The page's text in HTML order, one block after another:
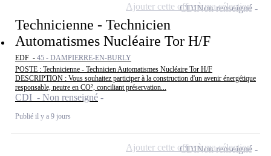
Technicienne - Technicien
Automatismes Nucléaire Tor H/F
EDF - 45 - DAMPIERRE-EN-BURLY
POSTE : Technicienne - Technicien Automatismes Nucléaire Tor H/F
DESCRIPTION : Vous souhaitez participer à la construction d'un avenir énergétique
responsable, neutre en CO², conciliant préservation...
CDI - Non renseigné
Publié il y a 9 jours
CDINon renseigné
Ajouter cette offre à ma sélection
CDINon renseigné
Ajouter cette offre à ma sélection